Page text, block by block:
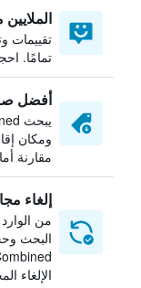
تقييمات
تمامًا.
أفضل
ومكان
مقارنة
إلغاء
من
البحث
الإلغاء